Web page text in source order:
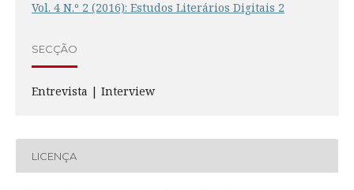
Vol. 4 N.º 2 (2016): Estudos Literários Digitais 2
SECÇÃO
Entrevista | Interview
LICENÇA